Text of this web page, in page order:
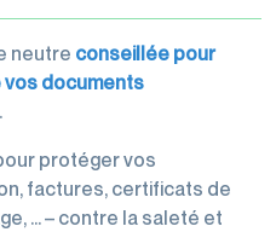
neutre conseillée pour
documents
protéger vos
factures, certificats de
… – contre la saleté et